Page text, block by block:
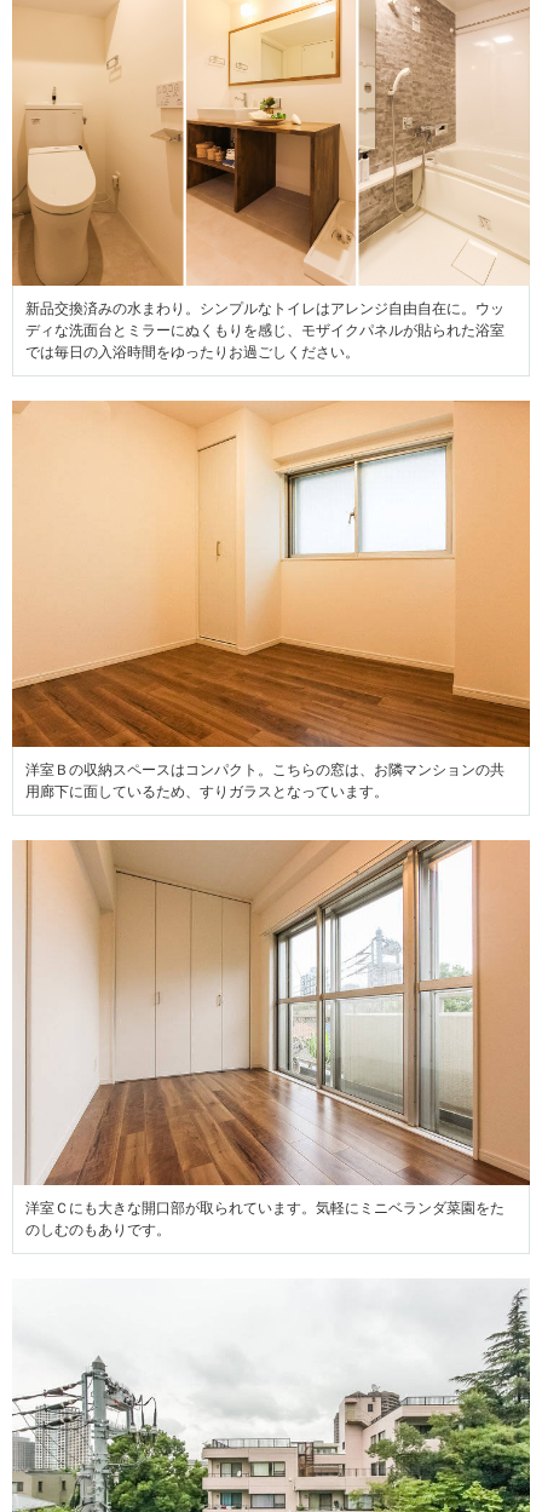
新品交換済みの水まわり。シンプルなトイレはアレンジ自由自在に。ウッ
ディな洗面台とミラーにぬくもりを感じ、モザイクパネルが貼られた浴室
では毎日の入浴時間をゆったりお過ごしください。
洋室Ｂの収納スペースはコンパクト。こちらの窓は、お隣マンションの共
用廊下に面しているため、すりガラスとなっています。
洋室Ｃにも大きな開口部が取られています。気軽にミニベランダ菜園をた
のしむのもありです。